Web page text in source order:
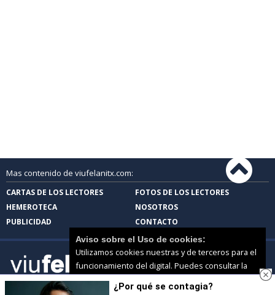
Mas contenido de viufelanitx.com:
CARTAS DE LOS LECTORES
FOTOS DE LOS LECTORES
HEMEROTECA
NOSOTROS
PUBLICIDAD
CONTACTO
¿Por qué se contagia?
Aviso sobre el Uso de cookies:
Utilizamos cookies nuestras y de terceros para el
funcionamiento del digital. Puedes consultar la
lista de cookies y como desconectarlas.
nuestra Política de Privacidad y Cookies